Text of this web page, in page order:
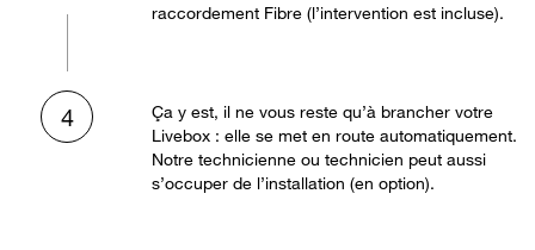
raccordement Fibre (l’intervention est incluse).
4
Ça y est, il ne vous reste qu’à brancher votre
Livebox : elle se met en route automatiquement.
Notre technicienne ou technicien peut aussi
s’occuper de l’installation (en option).